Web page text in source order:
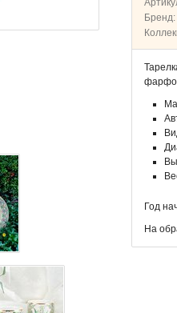
Бренд:
Год
На